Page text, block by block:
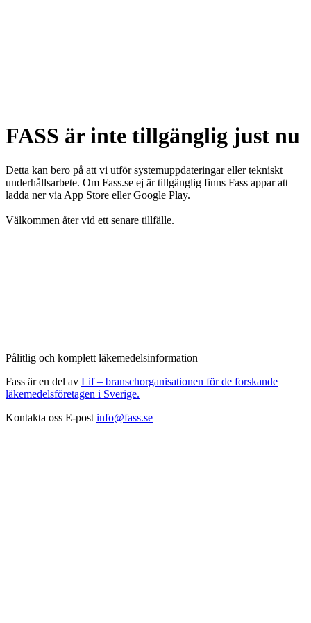
FASS är inte tillgänglig just nu
Detta kan bero på att vi utför systemuppdateringar eller tekniskt
underhållsarbete. Om Fass.se ej är tillgänglig finns Fass appar att
ladda ner via App Store eller Google Play.
Välkommen åter vid ett senare tillfälle.
Pålitlig och komplett läkemedelsinformation
Fass är en del av Lif – branschorganisationen för de forskande
läkemedelsföretagen i Sverige.
Kontakta oss E-post info@fass.se